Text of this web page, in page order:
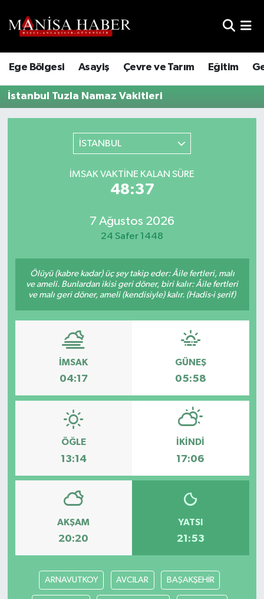
Ege Bölgesi Asayiş Çevre ve Tarım Eğitim
İstanbul Tuzla Namaz Vakitleri
İSTANBUL
İMSAK VAKTINE KALAN SÜRE
48:37
7 Ağustos 2026
24 Safer 1448
Ölüyü (kabre kadar) üç şey takip eder: Âile fertleri, malı
ve ameli. Bunlardan ikisi geri döner, biri kalır: Âile fertleri
ve malı geri döner, ameli (kendisiyle) kalır. (Hadis-i şerif)
İMSAK
04:17
GÜNEŞ
05:58
ÖĞLE
13:14
İKINDI
17:06
AKŞAM
20:20
YATSI
21:53
ARNAVUTKOY AVCILAR BAŞAKŞEHİR
Trafik Durumu
Tüm Manşetler